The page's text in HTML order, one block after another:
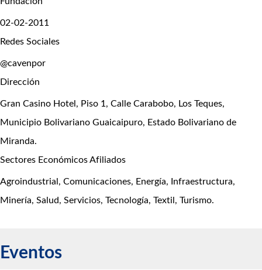
02-02-2011
Redes Sociales
@cavenpor
Dirección
Gran Casino Hotel, Piso 1, Calle Carabobo, Los Teques,
Municipio Bolivariano Guaicaipuro, Estado Bolivariano de
Miranda.
Sectores Económicos Afiliados
Agroindustrial, Comunicaciones, Energía, Infraestructura,
Minería, Salud, Servicios, Tecnología, Textil, Turismo.
Eventos